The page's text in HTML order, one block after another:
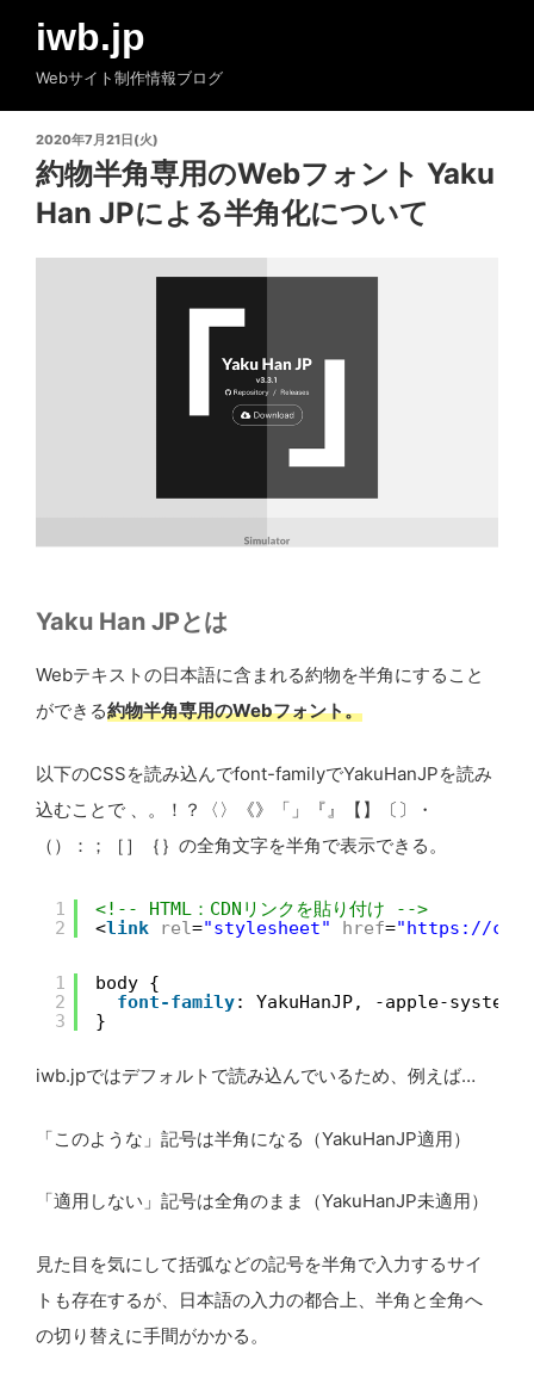
iwb.jp
Webサイト制作情報ブログ
投
稿
日:
2020年7月21日(火)
約物半角専用のWebフォント Yaku
Han JPによる半角化について
Yaku Han JPとは
Webテキストの日本語に含まれる約物を半角にすること
ができる約物半角専用のWebフォント。
以下のCSSを読み込んでfont-familyでYakuHanJPを読み
込むことで 、。！？〈〉《》「」『』【】〔〕・
（）：；［］｛｝の全角文字を半角で表示できる。
1
2
<!-- HTML：CDNリンクを貼り付け -->
<link rel="stylesheet" href="https://
1
2
3
body {
font-family: YakuHanJP, -apple-
}
iwb.jpではデフォルトで読み込んでいるため、例えば…
「このような」記号は半角になる（YakuHanJP適用）
「適用しない」記号は全角のまま（YakuHanJP未適用）
見た目を気にして括弧などの記号を半角で入力するサイ
トも存在するが、日本語の入力の都合上、半角と全角へ
の切り替えに手間がかかる。